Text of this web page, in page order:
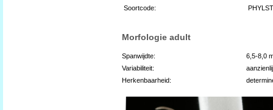
Soortcode:
Morfologie adult
Spanwijdte:
6,5-8,0
Variabiliteit:
Herkenbaarheid: